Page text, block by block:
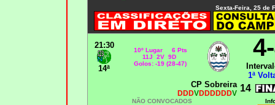
Sexta-Feira, 25 de
21:30
14ª
10º Lugar 6 Pts
11J 2V 9D
Golos: -19 (28-47)
1ª
CP Sobreira
DDDVDDDDDDV 14
NÃO CONVOCADOS